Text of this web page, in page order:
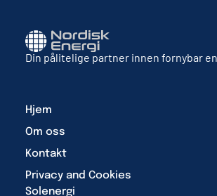
Din pålitelige partner innen fornybar
Hjem
Om oss
Kontakt
Privacy and Cookies
Solenergi